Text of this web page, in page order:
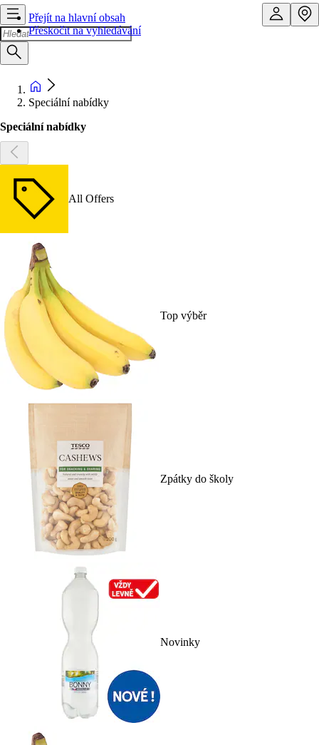
Přejít na hlavní obsah
Přeskočit na vyhledávání
Speciální nabídky
Speciální nabídky
All Offers
Top výběr
Zpátky do školy
Novinky